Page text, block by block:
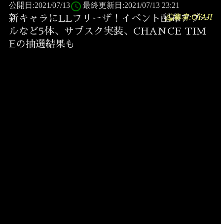
公開日:2021/07/13access_time 最終更新日:2021/07/13 23:21
新キャラにLLフリーザ！イベント配布アプー
ルなど5体、サブスク実装、CHANCE TIM
Eの抽選結果も
編集者:OYAJI